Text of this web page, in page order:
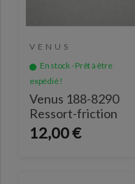
VENUS
En stock - Prêt à être
expédié !
Venus 188-8290
Ressort-friction
12,00 €